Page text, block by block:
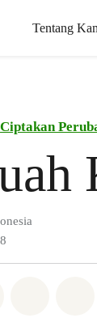
Tentang
Ciptakan